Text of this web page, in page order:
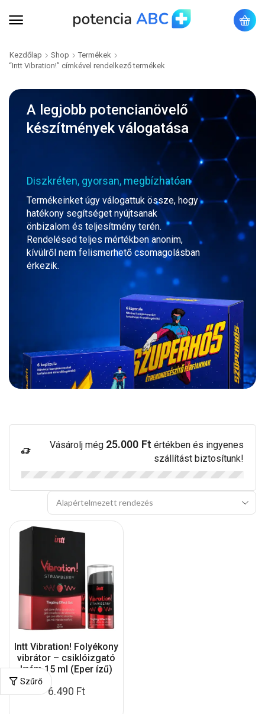
Kezdőlap Shop
Termékek
“Intt Vibration!” címkével rendelkező termékek
A legjobb potencianövelő
készítmények válogatása
Diszkréten, gyorsan, megbízhatóan
Termékeinket úgy válogattuk össze, hogy
hatékony segítséget nyújtsanak
önbizalom és teljesítmény terén.
Rendelésed teljes mértékben anonim,
kívülről nem felismerhető csomagolásban
érkezik.
Szűrő
Vásárolj még 25.000 Ft értékben és ingyenes
szállítást biztosítunk!
Intt Vibration! Folyékony
vibrátor – csiklóizgató
krém 15 ml (Eper ízű)
6.490 Ft